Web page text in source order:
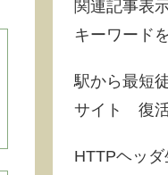
関連記事表
キーワード
駅から最短
サイト 復
HTTPヘッ